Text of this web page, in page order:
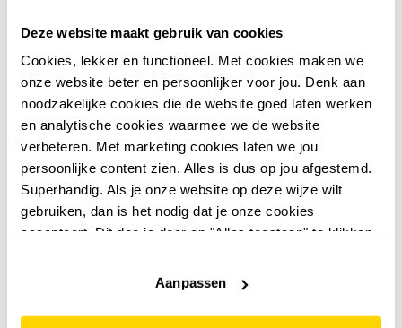
Deze website maakt gebruik van cookies
Cookies, lekker en functioneel. Met cookies maken we
onze website beter en persoonlijker voor jou. Denk aan
noodzakelijke cookies die de website goed laten werken
en analytische cookies waarmee we de website
verbeteren. Met marketing cookies laten we jou
persoonlijke content zien. Alles is dus op jou afgestemd.
Superhandig. Als je onze website op deze wijze wilt
gebruiken, dan is het nodig dat je onze cookies
accepteert. Dit doe je door op "Alles toestaan" te klikken.
website niet optimaal functioneert.
Aanpassen